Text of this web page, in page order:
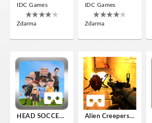
IDC Games
Zdarma
IDC Games
Zdarma
HEAD SOCCER VR Alien Creepers VR